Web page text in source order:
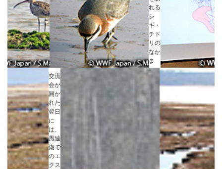
れる
シ
ギ・
チド
リの
なか
ま
交流
会が
開か
れた
翌日
に
は、
風連
湖で
のエ
クス